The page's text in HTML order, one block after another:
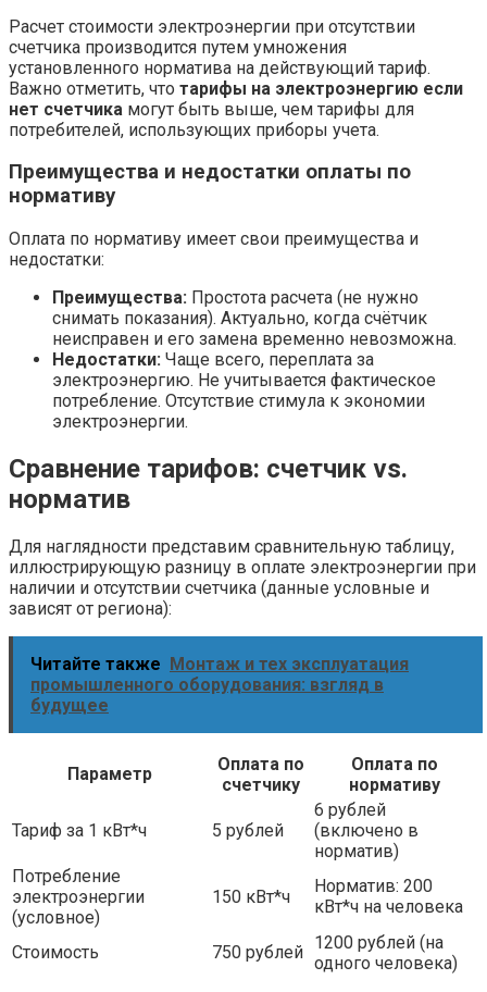
Расчет стоимости электроэнергии при отсутствии
счетчика производится путем умножения
установленного норматива на действующий тариф.
Важно отметить, что тарифы на электроэнергию если
нет счетчика могут быть выше, чем тарифы для
потребителей, использующих приборы учета.
Преимущества и недостатки оплаты по
нормативу
Оплата по нормативу имеет свои преимущества и
недостатки:
Преимущества: Простота расчета (не нужно
снимать показания). Актуально, когда счётчик
неисправен и его замена временно невозможна.
Недостатки: Чаще всего, переплата за
электроэнергию. Не учитывается фактическое
потребление. Отсутствие стимула к экономии
электроэнергии.
Сравнение тарифов: счетчик vs.
норматив
Для наглядности представим сравнительную таблицу,
иллюстрирующую разницу в оплате электроэнергии при
наличии и отсутствии счетчика (данные условные и
зависят от региона):
Читайте также Монтаж и тех эксплуатация
промышленного оборудования: взгляд в
будущее
Параметр
Оплата по
счетчику
Оплата по
нормативу
Тариф за 1 кВт*ч 5 рублей
6 рублей
(включено в
норматив)
Потребление
электроэнергии
(условное)
150 кВт*ч
Норматив: 200
кВт*ч на человека
Стоимость 750 рублей 1200 рублей (на
одного человека)